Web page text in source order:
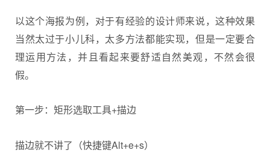
以这个海报为例，对于有经验的设计师来说，这种效果
当然太过于小儿科，太多方法都能实现，但是一定要合
理运用方法，并且看起来要舒适自然美观，不然会很
假。
第一步：矩形选取工具+描边
描边就不讲了（快捷键Alt+e+s）